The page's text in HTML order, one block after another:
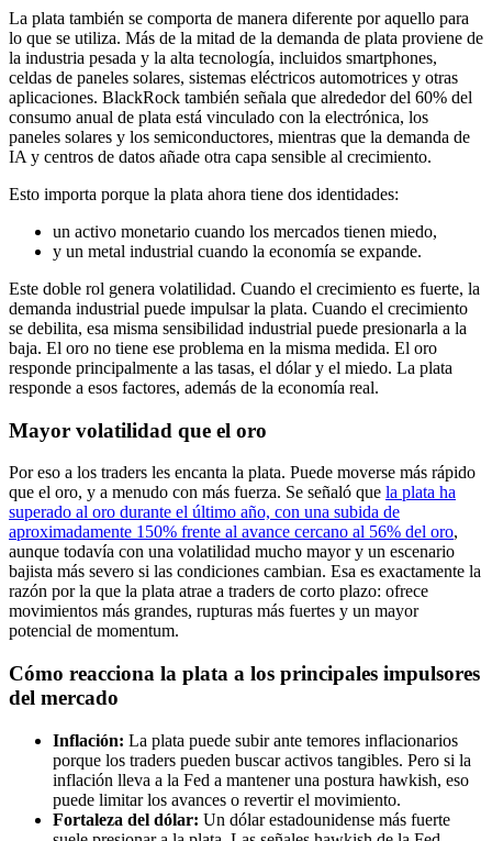
La plata también se comporta de manera diferente por aquello para
lo que se utiliza. Más de la mitad de la demanda de plata proviene de
la industria pesada y la alta tecnología, incluidos smartphones,
celdas de paneles solares, sistemas eléctricos automotrices y otras
aplicaciones. BlackRock también señala que alrededor del 60% del
consumo anual de plata está vinculado con la electrónica, los
paneles solares y los semiconductores, mientras que la demanda de
IA y centros de datos añade otra capa sensible al crecimiento.
Esto importa porque la plata ahora tiene dos identidades:
un activo monetario cuando los mercados tienen miedo,
y un metal industrial cuando la economía se expande.
Este doble rol genera volatilidad. Cuando el crecimiento es fuerte, la
demanda industrial puede impulsar la plata. Cuando el crecimiento
se debilita, esa misma sensibilidad industrial puede presionarla a la
baja. El oro no tiene ese problema en la misma medida. El oro
responde principalmente a las tasas, el dólar y el miedo. La plata
responde a esos factores, además de la economía real.
Mayor volatilidad que el oro
Por eso a los traders les encanta la plata. Puede moverse más rápido
que el oro, y a menudo con más fuerza. Se señaló que la plata ha
superado al oro durante el último año, con una subida de
aproximadamente 150% frente al avance cercano al 56% del oro,
aunque todavía con una volatilidad mucho mayor y un escenario
bajista más severo si las condiciones cambian. Esa es exactamente la
razón por la que la plata atrae a traders de corto plazo: ofrece
movimientos más grandes, rupturas más fuertes y un mayor
potencial de momentum.
Cómo reacciona la plata a los principales impulsores
del mercado
Inflación: La plata puede subir ante temores inflacionarios
porque los traders pueden buscar activos tangibles. Pero si la
inflación lleva a la Fed a mantener una postura hawkish, eso
puede limitar los avances o revertir el movimiento.
Fortaleza del dólar: Un dólar estadounidense más fuerte